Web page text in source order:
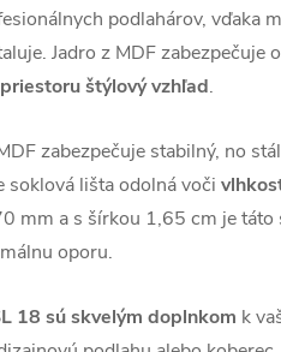
podlahárov, vďaka
Jadro z MDF zabezpečuje
štýlový vzhľad.
zabezpečuje stabilný, no
soklová lišta odolná voči
mm a s šírkou 1,65 cm je
oporu.
18 sú skvelým doplnkom k